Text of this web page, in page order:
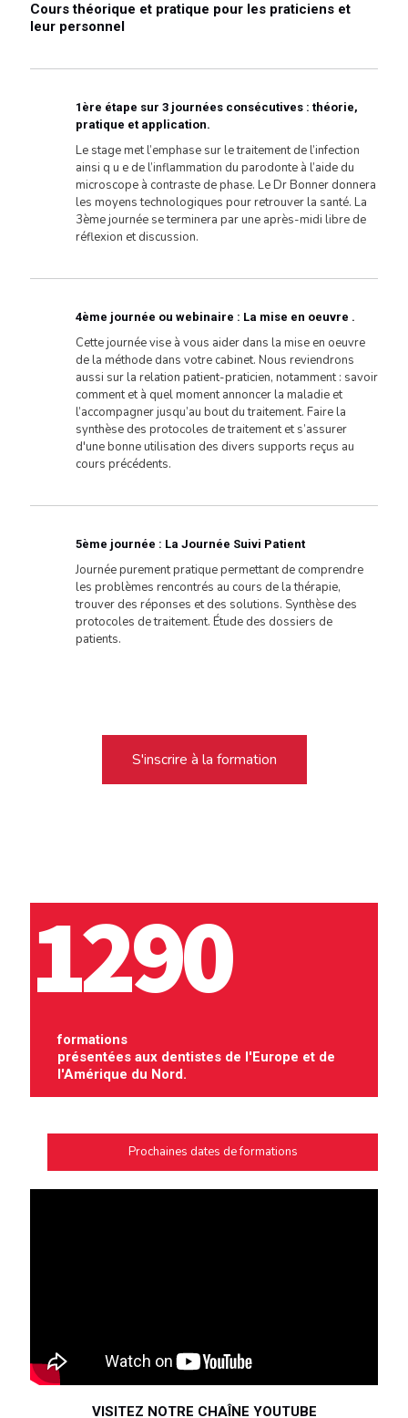
Cours théorique et pratique pour les praticiens et
leur personnel
1ère étape sur 3 journées consécutives : théorie,
pratique et application.
Le stage met l’emphase sur le traitement de l’infection
ainsi q u e de l’inflammation du parodonte à l’aide du
microscope à contraste de phase. Le Dr Bonner donnera
les moyens technologiques pour retrouver la santé. La
3ème journée se terminera par une après-midi libre de
réflexion et discussion.
4ème journée ou webinaire : La mise en oeuvre .
Cette journée vise à vous aider dans la mise en oeuvre
de la méthode dans votre cabinet. Nous reviendrons
aussi sur la relation patient-praticien, notamment : savoir
comment et à quel moment annoncer la maladie et
l’accompagner jusqu’au bout du traitement. Faire la
synthèse des protocoles de traitement et s’assurer
d'une bonne utilisation des divers supports reçus au
cours précédents.
5ème journée : La Journée Suivi Patient
Journée purement pratique permettant de comprendre
les problèmes rencontrés au cours de la thérapie,
trouver des réponses et des solutions. Synthèse des
protocoles de traitement. Étude des dossiers de
patients.
S'inscrire à la formation
1290
formations
présentées aux dentistes de l'Europe et de
l'Amérique du Nord.
Prochaines dates de formations
VISITEZ NOTRE CHAÎNE YOUTUBE